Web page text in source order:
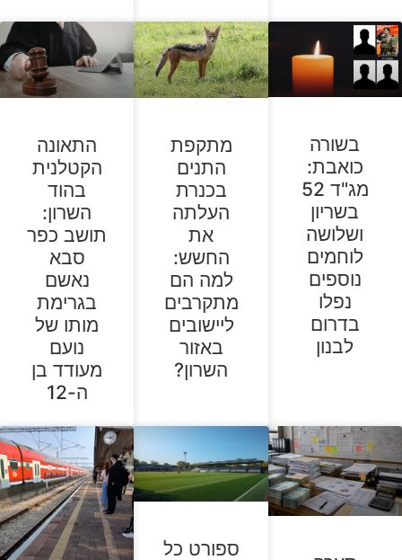
בשורה
כואבת:
מג"ד 52
בשריון
ושלושה
לוחמים
נוספים
נפלו
בדרום
לבנון
מתקפת
התנים
בכנרת
העלתה
את
החשש:
למה הם
מתקרבים
ליישובים
באזור
השרון?
התאונה
הקטלנית
בהוד
השרון:
תושב כפר
סבא
נאשם
בגרימת
מותו של
נועם
מעודד בן
ה-12
ספורט כל